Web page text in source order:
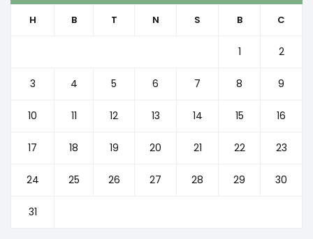
H B T N S B C
1 2
3 4 5 6 7 8 9
10 11 12 13 14 15 16
17 18 19 20 21 22 23
24 25 26 27 28 29 30
31